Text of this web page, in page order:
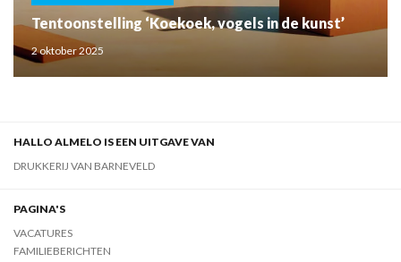
Tentoonstelling ‘Koekoek, vogels in de kunst’
2 oktober 2025
HALLO ALMELO IS EEN UITGAVE VAN
DRUKKERIJ VAN BARNEVELD
PAGINA'S
VACATURES
FAMILIEBERICHTEN